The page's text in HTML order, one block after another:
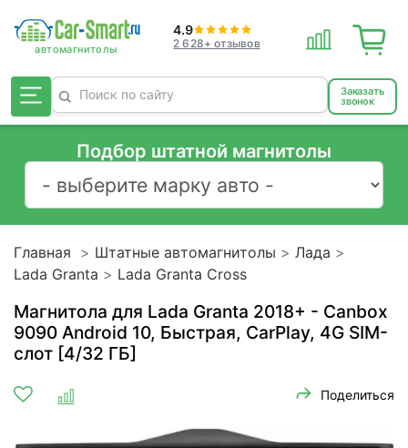
4.9
2 628+ отзывов
Заказать
звонок
Подбор штатной магнитолы
Главная Штатные автомагнитолы
Лада
Lada Granta
Lada Granta Cross
Магнитола для Lada Granta 2018+ - Canbox
9090 Android 10, Быстрая, CarPlay, 4G SIM-
слот [4/32 ГБ]
Поделиться